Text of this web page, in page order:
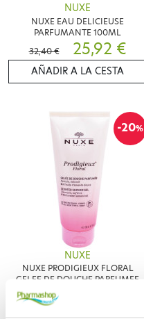
NUXE
NUXE EAU DELICIEUSE
PARFUMANTE 100ML
32,40 €
25,92 €
AÑADIR A LA CESTA
-20%
NUXE
NUXE PRODIGIEUX FLORAL
GELEE DE DOUCHE PARFUMEE
6,95 €